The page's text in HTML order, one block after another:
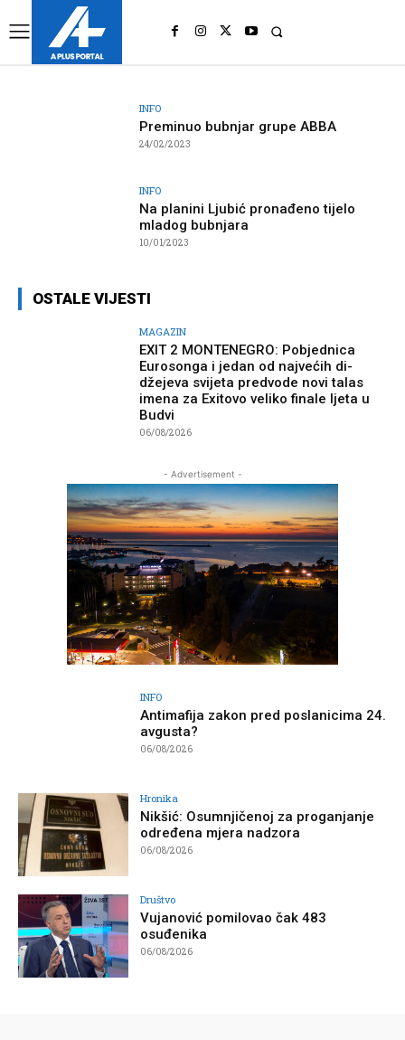
INFO
Preminuo bubnjar grupe ABBA
24/02/2023
INFO
Na planini Ljubić pronađeno tijelo
mladog bubnjara
10/01/2023
OSTALE VIJESTI
MAGAZIN
EXIT 2 MONTENEGRO: Pobjednica
Eurosonga i jedan od najvećih di-
džejeva svijeta predvode novi talas
imena za Exitovo veliko finale ljeta u
Budvi
06/08/2026
- Advertisement -
INFO
Antimafija zakon pred poslanicima 24.
avgusta?
06/08/2026
Hronika
Nikšić: Osumnjičenoj za proganjanje
određena mjera nadzora
06/08/2026
Društvo
Vujanović pomilovao čak 483
osuđenika
06/08/2026